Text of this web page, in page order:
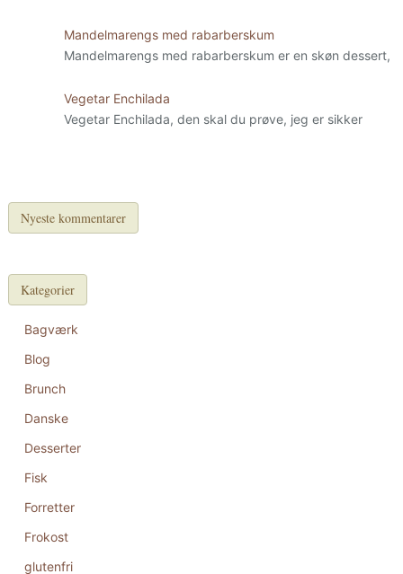
Mandelmarengs med rabarberskum
Mandelmarengs med rabarberskum er en skøn dessert,
Vegetar Enchilada
Vegetar Enchilada, den skal du prøve, jeg er sikker
Nyeste kommentarer
Kategorier
Bagværk
Blog
Brunch
Danske
Desserter
Fisk
Forretter
Frokost
glutenfri